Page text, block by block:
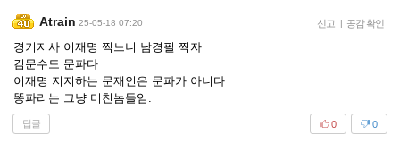
Atrain 25-05-18 07:20 신고 공감 확인
경기지사 이재명 찍느니 남경필 찍자
김문수도 문파다
이재명 지지하는 문재인은 문파가 아니다
똥파리는 그냥 미친놈들임.
답글 0
0